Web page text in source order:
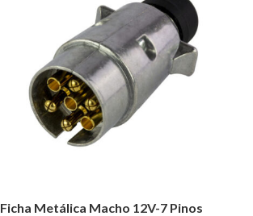
Ficha Metálica Macho 12V-7 Pinos